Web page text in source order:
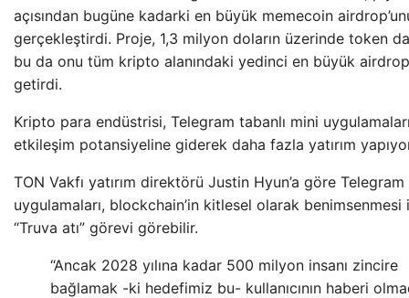
açısından bugüne kadarki en büyük memecoin
gerçekleştirdi. Proje, 1,3 milyon doların üzerinde token
bu da onu tüm kripto alanındaki yedinci en büyük
getirdi.
Kripto para endüstrisi, Telegram tabanlı mini
etkileşim potansiyeline giderek daha fazla yatırım
TON Vakfı yatırım direktörü Justin Hyun’a göre
uygulamaları, blockchain’in kitlesel olarak benimsenmesi
“Truva atı” görevi görebilir.
“Ancak 2028 yılına kadar 500 milyon insanı zincire
bağlamak -ki hedefimiz bu- kullanıcının haberi